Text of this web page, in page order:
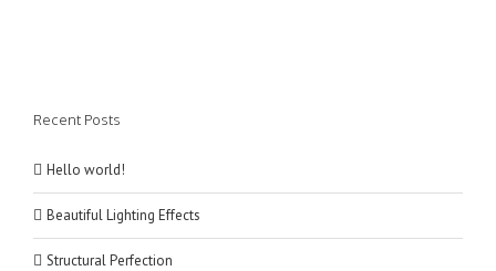
Recent Posts
Hello world!
Beautiful Lighting Effects
Structural Perfection